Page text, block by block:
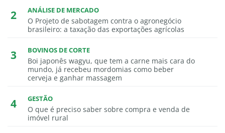
ANÁLISE DE MERCADO
O Projeto de sabotagem contra o agronegócio
brasileiro: a taxação das exportações agrícolas
BOVINOS DE CORTE
Boi japonês wagyu, que tem a carne mais cara do
mundo, já recebeu mordomias como beber
cerveja e ganhar massagem
GESTÃO
O que é preciso saber sobre compra e venda de
imóvel rural